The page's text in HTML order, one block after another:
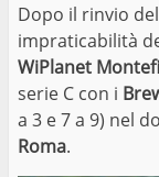
Dopo il rinvio
impraticabilità
WiPlanet
serie C con i
a 3 e 7 a 9) nel
Roma.